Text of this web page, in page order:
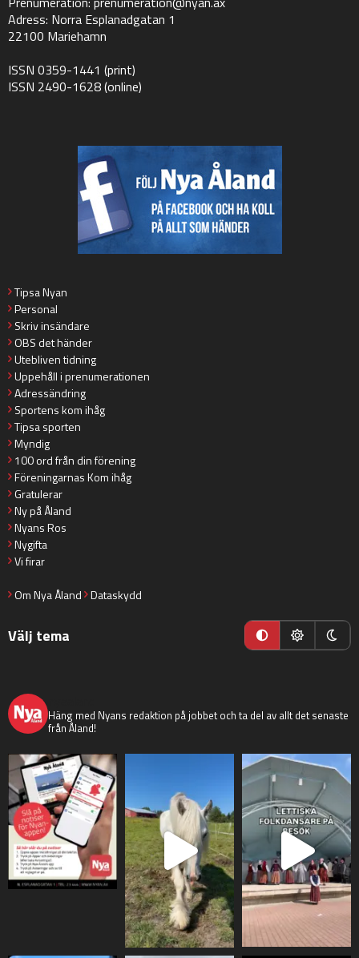
Adress: Norra Esplanadgatan 1
22100 Mariehamn
ISSN 0359-1441 (print)
ISSN 2490-1628 (online)
Tipsa Nyan
Personal
Skriv insändare
OBS det händer
Utebliven tidning
Uppehåll i prenumerationen
Adressändring
Sportens kom ihåg
Tipsa sporten
Myndig
100 ord från din förening
Föreningarnas Kom ihåg
Gratulerar
Ny på Åland
Nyans Ros
Nygifta
Vi firar
Om Nya Åland Dataskydd
Välj tema
Häng med Nyans redaktion på jobbet och ta del av allt det senaste
från Åland!